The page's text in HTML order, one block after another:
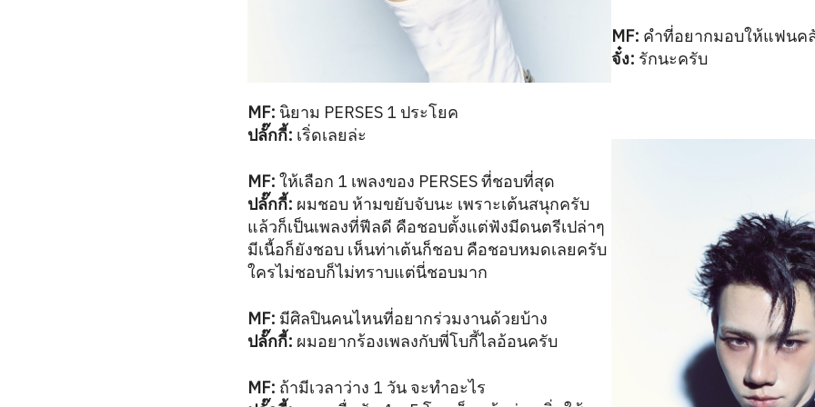
MF: คำที่อยากมอบให้แฟนค
จั๋ง: รักนะครับ
MF: นิยาม PERSES 1 ประโยค
ปลั๊กกี้: เริ่ดเลยล่ะ
MF: ให้เลือก 1 เพลงของ PERSES ที่ชอบที่สุด
ปลั๊กกี้: ผมชอบ ห้ามขยับจับนะ เพราะเต้นสนุกครับ
แล้วก็เป็นเพลงที่ฟีลดี คือชอบตั้งแต่ฟังมีดนตรีเปล่าๆ
มีเนื้อก็ยังชอบ เห็นท่าเต้นก็ชอบ คือชอบหมดเลยครับ
ใครไม่ชอบก็ไม่ทราบแต่นี่ชอบมาก
MF: มีศิลปินคนไหนที่อยากร่วมงานด้วยบ้าง
ปลั๊กกี้: ผมอยากร้องเพลงกับพี่โบกี้ไลอ้อนครับ
MF: ถ้ามีเวลาว่าง 1 วัน จะทำอะไร